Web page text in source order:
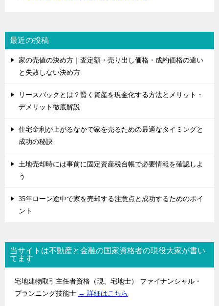
最近の投稿
家の売値の決め方｜査定額・売り出し価格・成約価格の違い
と失敗しない決め方
リースバックとは？賢く資産を現金化する方法とメリット・
デメリット徹底解説
住宅金利が上がるなかで家を売るための最適なタイミングと
成功の秘訣
土地売却時には事前に固定資産税台帳で必要情報を確認しよ
う
35年ローン途中で家を売却する注意点と成功するためのポイ
ント
当サイトは不動産と金融の国家資格者の現役大家が書い
てます
宅地建物取引主任者資格（現、宅地士） ファイナンシャル・
プランニング技能士 → 詳細はこちら